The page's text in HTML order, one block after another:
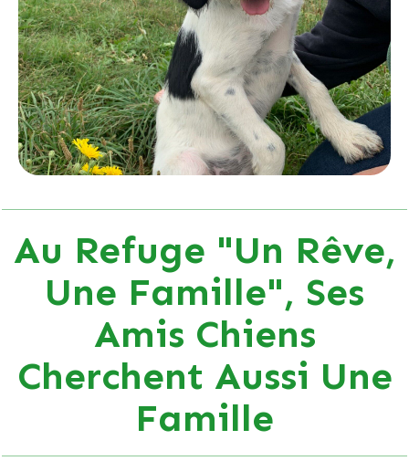
Au Refuge "Un Rêve,
Une Famille", Ses
Amis Chiens
Cherchent Aussi Une
Famille